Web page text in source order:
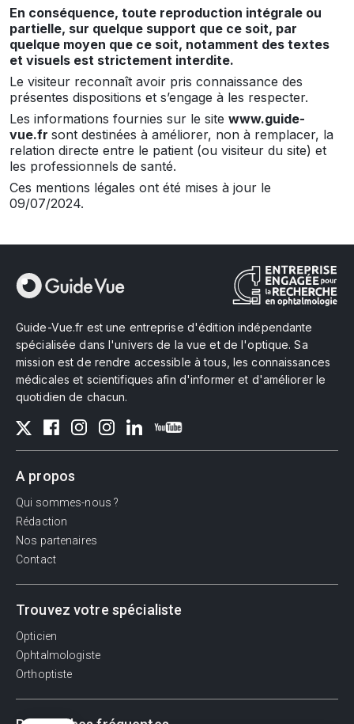
En conséquence, toute reproduction intégrale ou
partielle, sur quelque support que ce soit, par
quelque moyen que ce soit, notamment des textes
et visuels est strictement interdite.
Le visiteur reconnaît avoir pris connaissance des
présentes dispositions et s’engage à les respecter.
Les informations fournies sur le site www.guide-
vue.fr sont destinées à améliorer, non à remplacer, la
relation directe entre le patient (ou visiteur du site) et
les professionnels de santé.
Ces mentions légales ont été mises à jour le
09/07/2024.
Guide-Vue.fr est une entreprise d'édition indépendante
spécialisée dans l'univers de la vue et de l'optique. Sa
mission est de rendre accessible à tous, les connaissances
médicales et scientifiques afin d'informer et d'améliorer le
quotidien de chacun.
A propos
Qui sommes-nous ?
Rédaction
Nos partenaires
Contact
Trouvez votre spécialiste
Opticien
Ophtalmologiste
Orthoptiste